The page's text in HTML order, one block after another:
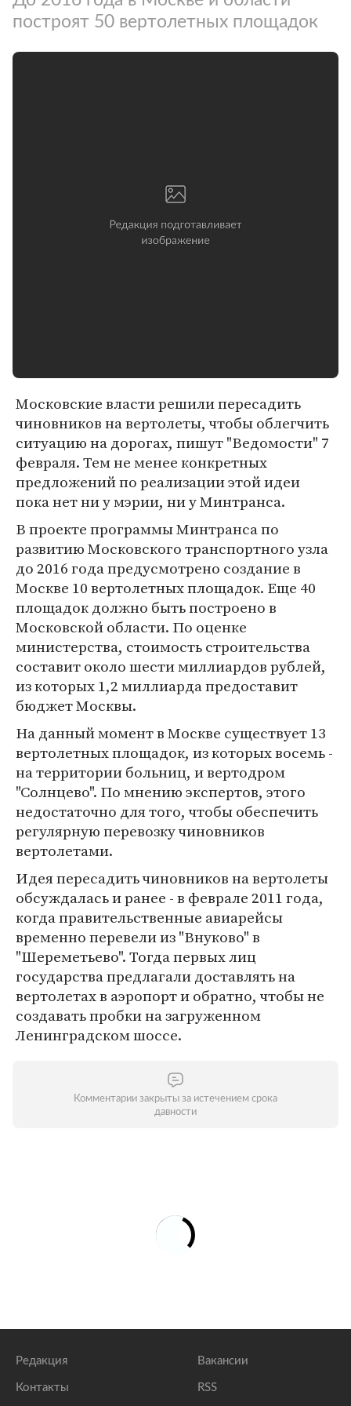
построят 50 вертолетных площадок
Московские власти решили пересадить
чиновников на вертолеты, чтобы облегчить
ситуацию на дорогах, пишут "Ведомости" 7
февраля. Тем не менее конкретных
предложений по реализации этой идеи
пока нет ни у мэрии, ни у Минтранса.
В проекте программы Минтранса по
развитию Московского транспортного узла
до 2016 года предусмотрено создание в
Москве 10 вертолетных площадок. Еще 40
площадок должно быть построено в
Московской области. По оценке
министерства, стоимость строительства
составит около шести миллиардов рублей,
из которых 1,2 миллиарда предоставит
бюджет Москвы.
На данный момент в Москве существует 13
вертолетных площадок, из которых восемь -
на территории больниц, и вертодром
"Солнцево". По мнению экспертов, этого
недостаточно для того, чтобы обеспечить
регулярную перевозку чиновников
вертолетами.
Идея пересадить чиновников на вертолеты
обсуждалась и ранее - в феврале 2011 года,
когда правительственные авиарейсы
временно перевели из "Внуково" в
"Шереметьево". Тогда первых лиц
государства предлагали доставлять на
вертолетах в аэропорт и обратно, чтобы не
создавать пробки на загруженном
Ленинградском шоссе.
Комментарии закрыты за истечением срока
давности
Редакция
Контакты
Вакансии
RSS